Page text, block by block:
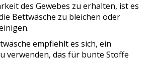
des Gewebes zu erhalten, ist es
Bettwäsche zu bleichen oder
empfiehlt es sich, ein
verwenden, das für bunte Stoffe